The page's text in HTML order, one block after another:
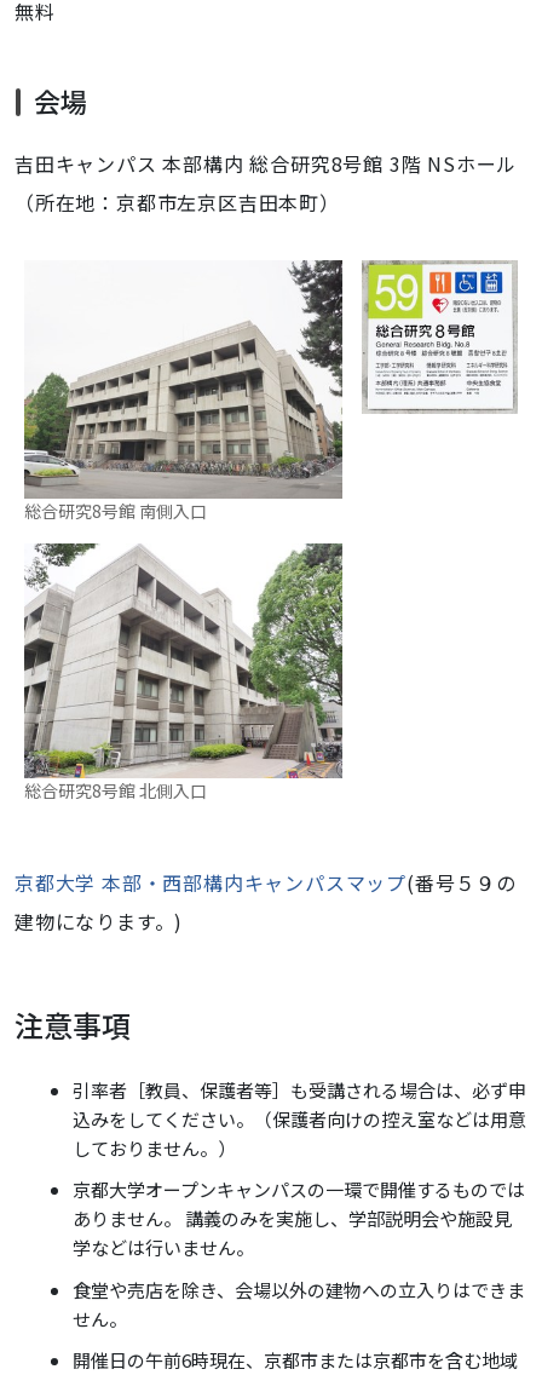
無料
会場
吉田キャンパス 本部構内 総合研究8号館 3階 NSホール
（所在地：京都市左京区吉田本町）
総合研究8号館 南側入口
総合研究8号館 北側入口
京都大学 本部・西部構内キャンパスマップ(番号５９の
建物になります。)
注意事項
引率者［教員、保護者等］も受講される場合は、必ず申
込みをしてください。（保護者向けの控え室などは用意
しておりません。）
京都大学オープンキャンパスの一環で開催するものでは
ありません。 講義のみを実施し、学部説明会や施設見
学などは行いません。
食堂や売店を除き、会場以外の建物への立入りはできま
せん。
開催日の午前6時現在、京都市または京都市を含む地域